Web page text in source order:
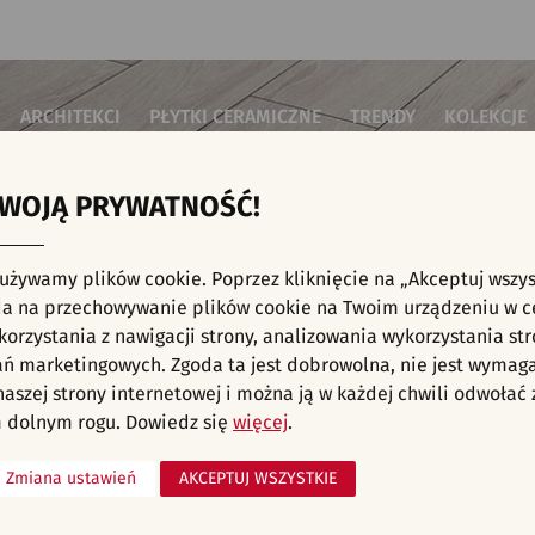
ARCHITEKCI PŁYTKI CERAMICZNE TRENDY KOLEKCJE
do sypialni
kuchenne
łazienkowe
na schody
na taras
komercyjne
Płytki ścienne
Płytki cegiełki
Płytki drewnopodobne
Płytki heksagonalne
Płytki jodełka
Płytki kamienne
Płytki kolorowe
Płytki
Płytki we
KAFELKI - WNĘTRZA KOMERCYJNE,
aranżacji spełniających wybrane filtry. Przejdź do pełnejoferty
PRYWATNOŚĆ!
plików cookie. Poprzez kliknięcie na „Akceptuj
na przechowywanie plików cookie na Twoim urządzeniu w
z nawigacji strony, analizowania wykorzystania
marketingowych. Zgoda ta jest dobrowolna, nie jest
strony internetowej i można ją w każdej chwili odwołać
dolnym rogu. Dowiedz się więcej.
Zmiana ustawień AKCEPTUJ WSZYSTKIE